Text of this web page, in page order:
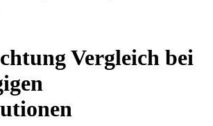
Vergleich bei